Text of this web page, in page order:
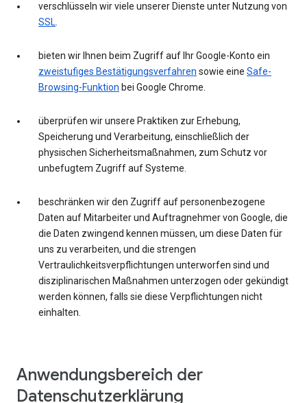
verschlüsseln wir viele unserer Dienste unter Nutzung von
SSL.
bieten wir Ihnen beim Zugriff auf Ihr Google-Konto ein
zweistufiges Bestätigungsverfahren sowie eine Safe-
Browsing-Funktion bei Google Chrome.
überprüfen wir unsere Praktiken zur Erhebung,
Speicherung und Verarbeitung, einschließlich der
physischen Sicherheitsmaßnahmen, zum Schutz vor
unbefugtem Zugriff auf Systeme.
beschränken wir den Zugriff auf personenbezogene
Daten auf Mitarbeiter und Auftragnehmer von Google, die
die Daten zwingend kennen müssen, um diese Daten für
uns zu verarbeiten, und die strengen
Vertraulichkeitsverpflichtungen unterworfen sind und
disziplinarischen Maßnahmen unterzogen oder gekündigt
werden können, falls sie diese Verpflichtungen nicht
einhalten.
Anwendungsbereich der
Datenschutzerklärung